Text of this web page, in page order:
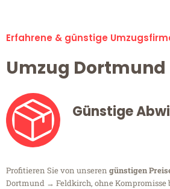
Erfahrene & günstige
Umzug
Günstige
Profitieren Sie von unseren günstigen
Dortmund → Feldkirch, ohne Kompromisse